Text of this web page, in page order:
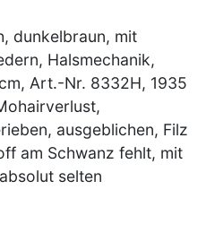
dunkelbraun, mit
Halsmechanik,
Art.-Nr. 8332H, 1935
ausgeblichen, Filz
am Schwanz fehlt, mit
selten